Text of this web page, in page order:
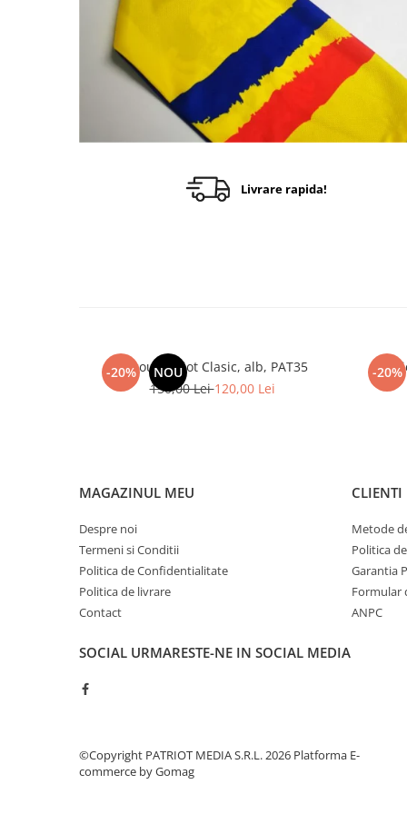
Livrare rapida!
-20% NOU
Tricou Patriot Clasic, alb, PAT35
150,00 Lei120,00 Lei
-20%
MAGAZINUL MEU
Despre noi
Termeni si Conditii
Politica de Confidentialitate
Politica de livrare
Contact
CLIENTI
Metode
Politica
Garantia
Formular
ANPC
SOCIAL URMARESTE-NE IN SOCIAL MEDIA
©Copyright PATRIOT MEDIA S.R.L. 2026 Platforma E-
commerce by Gomag